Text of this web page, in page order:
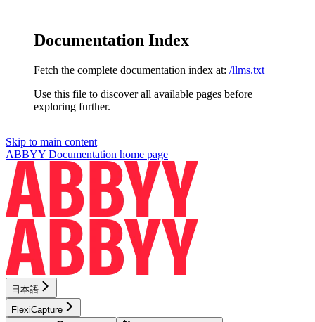
Documentation Index
Fetch the complete documentation index at: /llms.txt
Use this file to discover all available pages before
exploring further.
Skip to main content
ABBYY Documentation home page
日本語
FlexiCapture